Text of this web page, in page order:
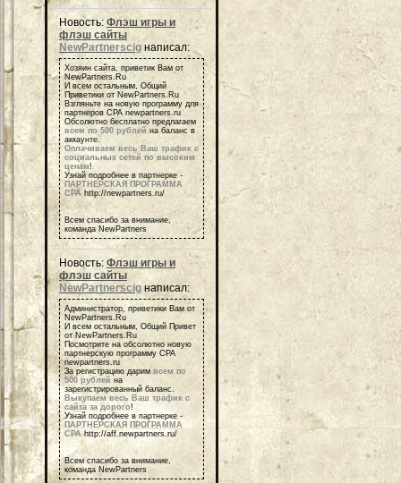
Новость: Флэш игры и
флэш сайты
NewPartnerscig написал:
Хозяин сайта, приветик Вам от
NewPartners.Ru
И всем остальным, Общий
Приветики от NewPartners.Ru
Взгляньте на новую программу для
партнеров СРА newpartners.ru
Обсолютно бесплатно предлагаем
всем по 500 рублей на баланс в
аккаунте.
Оплачиваем весь Ваш трафик с
социальных сетей по высоким
ценам!
Узнай подробнее в партнерке -
ПАРТНЕРСКАЯ ПРОГРАММА
СРА http://newpartners.ru/
Всем спасибо за внимание,
команда NewPartners
Новость: Флэш игры и
флэш сайты
NewPartnerscig написал:
Администратор, приветики Вам от
NewPartners.Ru
И всем остальным, Общий Привет
от NewPartners.Ru
Посмотрите на обсолютно новую
партнерскую программу СРА
newpartners.ru
За регистрацию дарим всем по
500 рублей на
зарегистрированный баланс.
Выкупаем весь Ваш трафик с
сайта за дорого!
Узнай подробнее в партнерке -
ПАРТНЕРСКАЯ ПРОГРАММА
СРАhttp://aff.newpartners.ru/
Всем спасибо за внимание,
команда NewPartners